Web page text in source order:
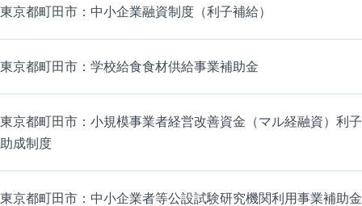
東京都町田市：中小企業融資制度（利子補給）
東京都町田市：学校給食食材供給事業補助金
東京都町田市：小規模事業者経営改善資金（マル経融資）利子
助成制度
東京都町田市：中小企業者等公設試験研究機関利用事業補助金